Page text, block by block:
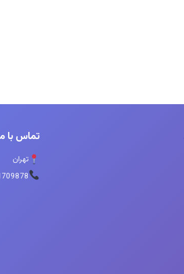
تماس با
تهران